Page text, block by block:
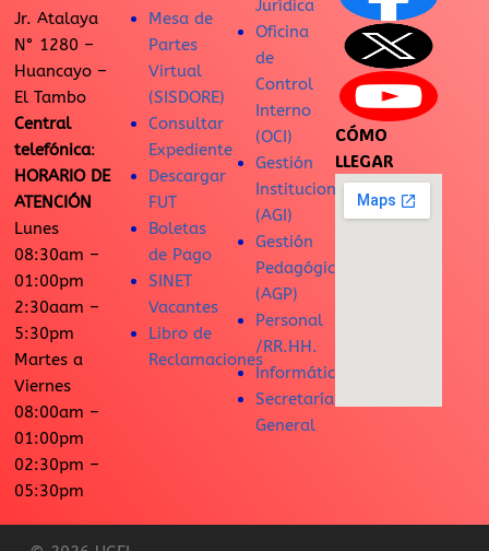
Jr. Atalaya
N° 1280 –
Huancayo –
El Tambo
Central
telefónica:
HORARIO DE
ATENCIÓN
Lunes
08:30am –
01:00pm
2:30aam –
5:30pm
Martes a
Viernes
08:00am –
01:00pm
02:30pm –
05:30pm
Mesa de
Partes
Virtual
(SISDORE)
Consultar
Expediente
Descargar
FUT
Boletas
de Pago
SINET
Vacantes
Libro de
Reclamaciones
Jurídica
Oficina
de
Control
Interno
(OCI)
Gestión
Institucional
(AGI)
Gestión
Pedagógica
(AGP)
Personal
/RR.HH.
Informática
Secretaría
General
CÓMO
LLEGAR